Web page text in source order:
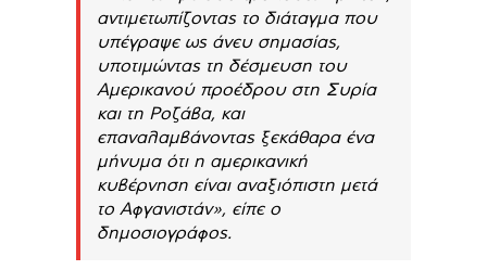
αντιμετωπίζοντας το διάταγμα που
υπέγραψε ως άνευ σημασίας,
υποτιμώντας τη δέσμευση του
Αμερικανού προέδρου στη Συρία
και τη Ροζάβα, και
επαναλαμβάνοντας ξεκάθαρα ένα
μήνυμα ότι η αμερικανική
κυβέρνηση είναι αναξιόπιστη μετά
το Αφγανιστάν», είπε ο
δημοσιογράφος.